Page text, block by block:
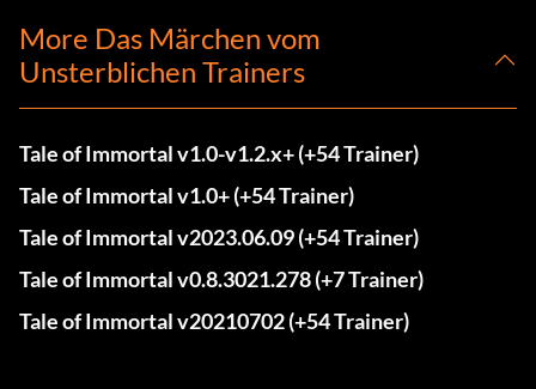
More Das Märchen vom
Unsterblichen Trainers
Tale of Immortal v1.0-v1.2.x+ (+54 Trainer)
Tale of Immortal v1.0+ (+54 Trainer)
Tale of Immortal v2023.06.09 (+54 Trainer)
Tale of Immortal v0.8.3021.278 (+7 Trainer)
Tale of Immortal v20210702 (+54 Trainer)